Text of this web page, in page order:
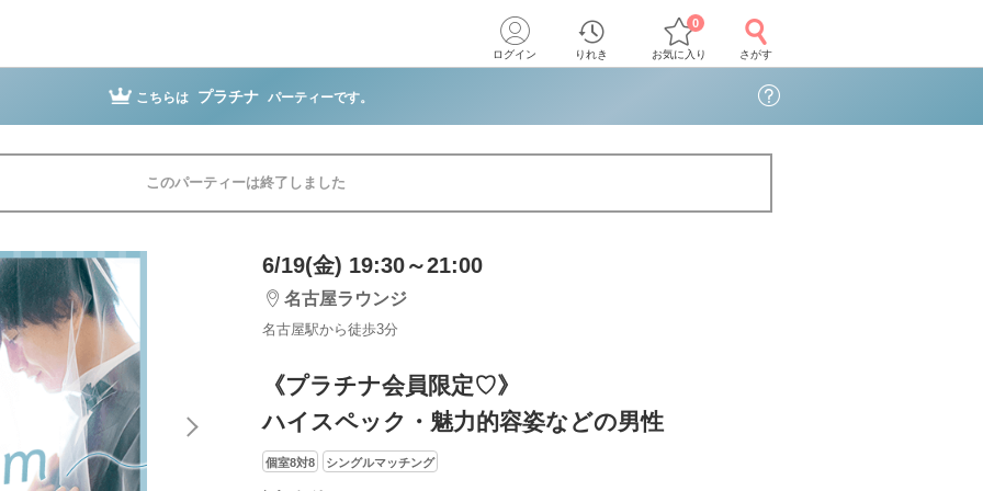
ログイン りれき お気に入り
0
さがす
こちらは プラチナ パーティーです。
このパーティーは終了しました
6/19(金) 19:30～21:00
名古屋ラウンジ
名古屋駅から徒歩3分
《プラチナ会員限定♡》
ハイスペック・魅力的容姿などの男性
個室8対8 シングルマッチング